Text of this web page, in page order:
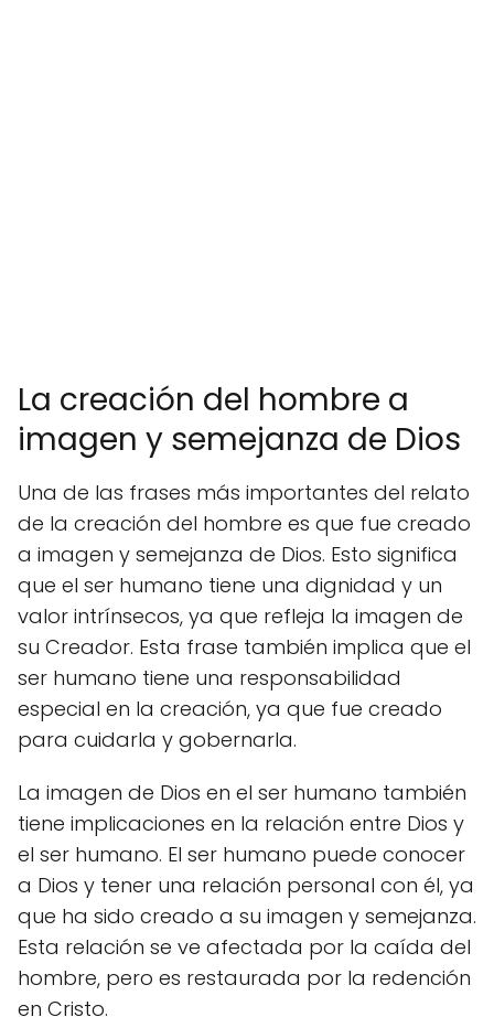
La creación del hombre a
imagen y semejanza de Dios
Una de las frases más importantes del relato
de la creación del hombre es que fue creado
a imagen y semejanza de Dios. Esto significa
que el ser humano tiene una dignidad y un
valor intrínsecos, ya que refleja la imagen de
su Creador. Esta frase también implica que el
ser humano tiene una responsabilidad
especial en la creación, ya que fue creado
para cuidarla y gobernarla.
La imagen de Dios en el ser humano también
tiene implicaciones en la relación entre Dios y
el ser humano. El ser humano puede conocer
a Dios y tener una relación personal con él, ya
que ha sido creado a su imagen y semejanza.
Esta relación se ve afectada por la caída del
hombre, pero es restaurada por la redención
en Cristo.